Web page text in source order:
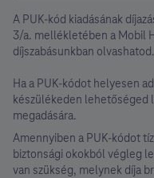
A PUK-kód kiadásának
3/a. mellékletében a Mobil
díjszabásunkban olvashatod.
Ha a PUK-kódot helyesen
készülékeden lehetőséged
megadására.
Amennyiben a PUK-kódot
biztonsági okokból végleg
van szükség, melynek díja